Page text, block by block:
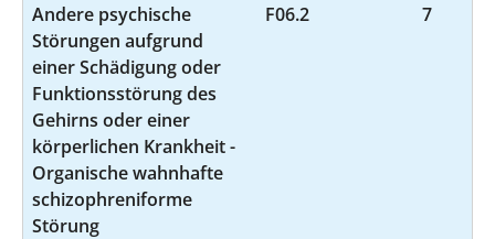
Andere psychische
Störungen aufgrund
einer Schädigung oder
Funktionsstörung des
Gehirns oder einer
körperlichen Krankheit -
Organische wahnhafte
schizophreniforme
Störung
F06.2 7